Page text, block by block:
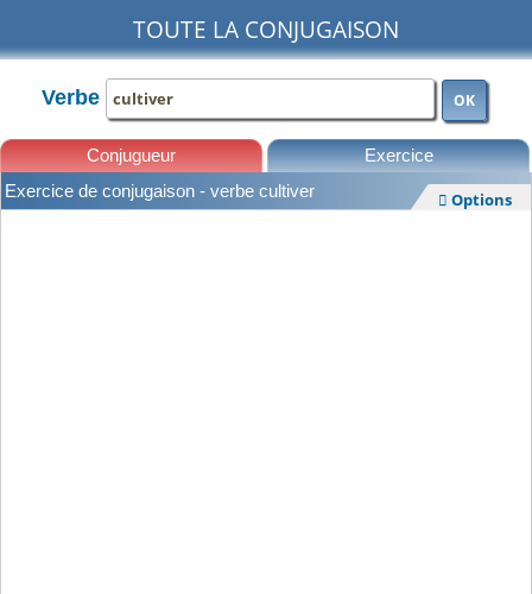
TOUTE LA CONJUGAISON
Verbe OK
Conjugueur Exercice
Exercice de conjugaison - verbe cultiver  Options